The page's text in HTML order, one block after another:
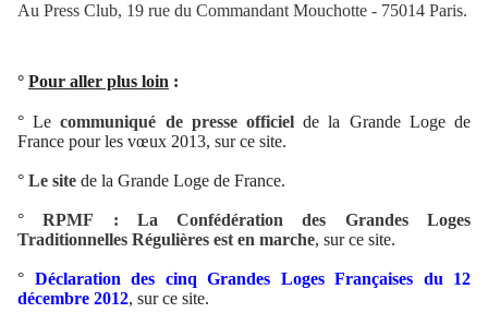
Au Press Club, 19 rue du Commandant Mouchotte - 75014 Paris.
° Pour aller plus loin :
° Lecommuniqué de presse officiel de la Grande Loge de
France pour les vœux 2013, sur ce site.
° Le site de la Grande Loge de France.
°RPMF : La Confédération des Grandes Loges
Traditionnelles Régulières est en marche, sur ce site.
° Déclaration des cinq Grandes Loges Françaises du 12
décembre 2012, sur ce site.